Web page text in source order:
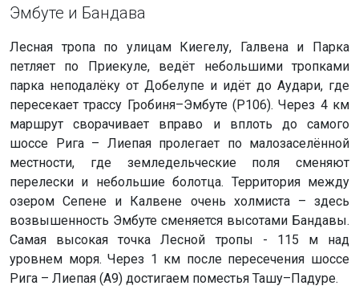
Эмбуте и Бандава
Лесная тропа по улицам Киегелу, Галвена и Парка
петляет по Приекуле, ведёт небольшими тропками
парка неподалёку от Добелупе и идёт до Аудари, где
пересекает трассу Гробиня–Эмбуте (P106). Через 4 км
маршрут сворачивает вправо и вплоть до самого
шоссе Рига – Лиепая пролегает по малозаселённой
местности, где земледельческие поля сменяют
перелески и небольшие болотца. Территория между
озером Сепене и Калвене очень холмиста – здесь
возвышенность Эмбуте сменяется высотами Бандавы.
Самая высокая точка Лесной тропы - 115 м над
уровнем моря. Через 1 км после пересечения шоссе
Рига – Лиепая (A9) достигаем поместья Ташу–Падуре.